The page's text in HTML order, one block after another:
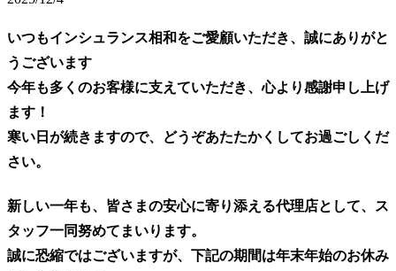
いつもインシュランス相和をご愛顧いただき、誠にありがと
うございます
今年も多くのお客様に支えていただき、心より感謝申し上げ
ます！
寒い日が続きますので、どうぞあたたかくしてお過ごしくだ
さい。
新しい一年も、皆さまの安心に寄り添える代理店として、ス
タッフ一同努めてまいります。
誠に恐縮ではございますが、下記の期間は年末年始のお休み